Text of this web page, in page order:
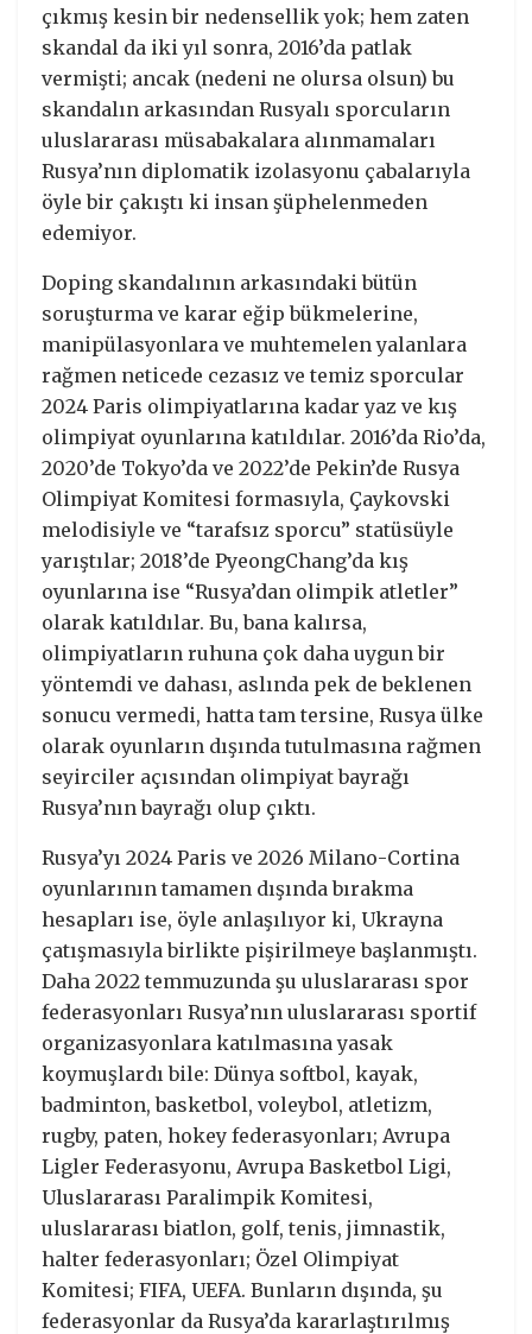
çıkmış kesin bir nedensellik yok; hem zaten
skandal da iki yıl sonra, 2016’da patlak
vermişti; ancak (nedeni ne olursa olsun) bu
skandalın arkasından Rusyalı sporcuların
uluslararası müsabakalara alınmamaları
Rusya’nın diplomatik izolasyonu çabalarıyla
öyle bir çakıştı ki insan şüphelenmeden
edemiyor.
Doping skandalının arkasındaki bütün
soruşturma ve karar eğip bükmelerine,
manipülasyonlara ve muhtemelen yalanlara
rağmen neticede cezasız ve temiz sporcular
2024 Paris olimpiyatlarına kadar yaz ve kış
olimpiyat oyunlarına katıldılar. 2016’da Rio’da,
2020’de Tokyo’da ve 2022’de Pekin’de Rusya
Olimpiyat Komitesi formasıyla, Çaykovski
melodisiyle ve “tarafsız sporcu” statüsüyle
yarıştılar; 2018’de PyeongChang’da kış
oyunlarına ise “Rusya’dan olimpik atletler”
olarak katıldılar. Bu, bana kalırsa,
olimpiyatların ruhuna çok daha uygun bir
yöntemdi ve dahası, aslında pek de beklenen
sonucu vermedi, hatta tam tersine, Rusya ülke
olarak oyunların dışında tutulmasına rağmen
seyirciler açısından olimpiyat bayrağı
Rusya’nın bayrağı olup çıktı.
Rusya’yı 2024 Paris ve 2026 Milano-Cortina
oyunlarının tamamen dışında bırakma
hesapları ise, öyle anlaşılıyor ki, Ukrayna
çatışmasıyla birlikte pişirilmeye başlanmıştı.
Daha 2022 temmuzunda şu uluslararası spor
federasyonları Rusya’nın uluslararası sportif
organizasyonlara katılmasına yasak
koymuşlardı bile: Dünya softbol, kayak,
badminton, basketbol, voleybol, atletizm,
rugby, paten, hokey federasyonları; Avrupa
Ligler Federasyonu, Avrupa Basketbol Ligi,
Uluslararası Paralimpik Komitesi,
uluslararası biatlon, golf, tenis, jimnastik,
halter federasyonları; Özel Olimpiyat
Komitesi; FIFA, UEFA. Bunların dışında, şu
federasyonlar da Rusya’da kararlaştırılmış